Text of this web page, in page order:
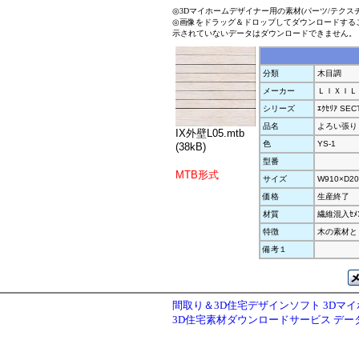
◎3Dマイホームデザイナー用の素材(パーツ/テクス
◎画像をドラッグ＆ドロップしてダウンロードす
示されていないデータはダウンロードできません。
IX外壁L05.mtb
(38kB)
MTB形式
分類
木目調
メーカー
ＬＩＸＩＬ
シリーズ
ｴｸｾﾘｱ
品名
よろい張り
色
YS-1
型番
サイズ
価格
生産終了
材質
繊維混入ｾﾒ
特徴
木の素材と
備考１
間取り＆3D住宅デザインソフト 3Dマ
3D住宅素材ダウンロードサービス デー